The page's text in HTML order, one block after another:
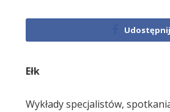
Ełk
Wykłady specjalistów,